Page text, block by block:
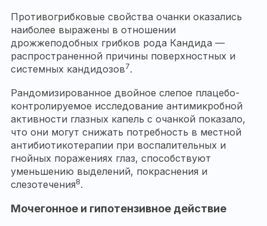
Противогрибковые свойства очанки оказались
наиболее выражены в отношении
дрожжеподобных грибков рода Кандида —
распространенной причины поверхностных и
системных кандидозов7.
Рандомизированное двойное слепое плацебо-
контролируемое исследование антимикробной
активности глазных капель с очанкой показало,
что они могут снижать потребность в местной
антибиотикотерапии при воспалительных и
гнойных поражениях глаз, способствуют
уменьшению выделений, покраснения и
слезотечения8.
Мочегонное и гипотензивное действие